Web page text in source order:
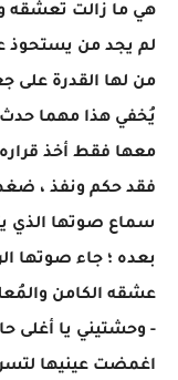
هي ما زالت تعشقه
لم يجد من يستحوذ
من لها القدرة على
يُخفي هذا مهما
معها فقط أخذ قراره
فقد حكم ونفذ ،
سماع صوتها الذي
بعده ؛ جاء صوتها
عشقه الكامن
- وحشتيني يا أغلى
اغمضت عينيها